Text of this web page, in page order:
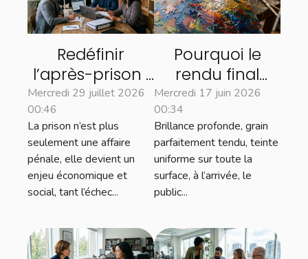
Redéfinir
l’après-prison :
entreprises,
insertion sociale
Mercredi 29 juillet 2026
00:46
La prison n’est plus
seulement une affaire
pénale, elle devient un
enjeu économique et
social, tant l’échec...
Pourquoi le
rendu final
d’une peinture
dépend-il
souvent du
laquage
Mercredi 17 juin 2026
00:34
Brillance profonde, grain
parfaitement tendu, teinte
uniforme sur toute la
surface, à l’arrivée, le
public...